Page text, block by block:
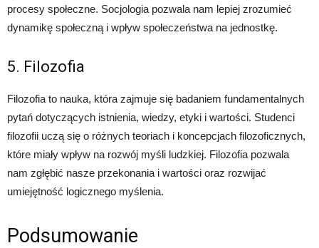
procesy społeczne. Socjologia pozwala nam lepiej zrozumieć
dynamikę społeczną i wpływ społeczeństwa na jednostkę.
5. Filozofia
Filozofia to nauka, która zajmuje się badaniem fundamentalnych
pytań dotyczących istnienia, wiedzy, etyki i wartości. Studenci
filozofii uczą się o różnych teoriach i koncepcjach filozoficznych,
które miały wpływ na rozwój myśli ludzkiej. Filozofia pozwala
nam zgłębić nasze przekonania i wartości oraz rozwijać
umiejętność logicznego myślenia.
Podsumowanie